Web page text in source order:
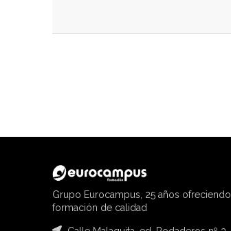
Grupo Eurocampus, 25 años ofreciendo
formación de calidad